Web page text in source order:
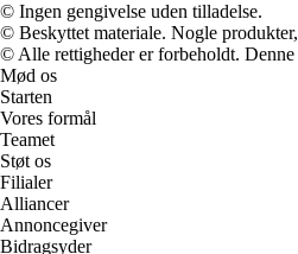
© Ingen gengivelse uden tilladelse.
© Beskyttet materiale. Nogle
© Alle rettigheder er forbeholdt. Denne
Mød os
Starten
Vores formål
Teamet
Støt os
Filialer
Alliancer
Annoncegiver
Bidragsyder